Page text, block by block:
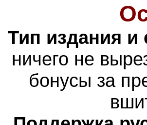
Тип издания и
ничего не
бонусы за